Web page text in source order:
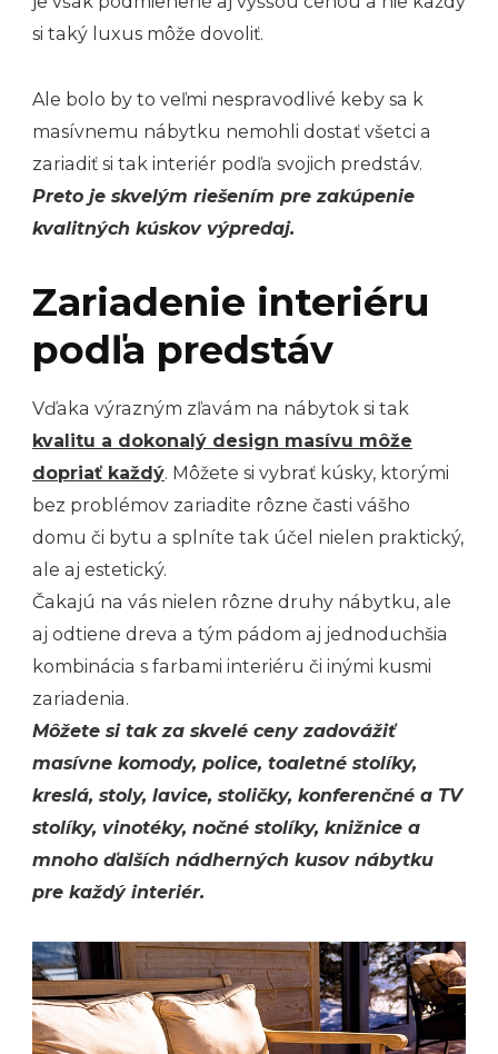
si taký luxus môže dovoliť.
Ale bolo by to veľmi nespravodlivé keby sa k
masívnemu nábytku nemohli dostať všetci a
zariadiť si tak interiér podľa svojich predstáv.
Preto je skvelým riešením pre zakúpenie
kvalitných kúskov výpredaj.
Zariadenie interiéru
podľa predstáv
Vďaka výrazným zľavám na nábytok si tak
kvalitu a dokonalý design masívu môže
dopriať každý. Môžete si vybrať kúsky, ktorými
bez problémov zariadite rôzne časti vášho
domu či bytu a splníte tak účel nielen praktický,
ale aj estetický.
Čakajú na vás nielen rôzne druhy nábytku, ale
aj odtiene dreva a tým pádom aj jednoduchšia
kombinácia s farbami interiéru či inými kusmi
zariadenia.
Môžete si tak za skvelé ceny zadovážiť
masívne komody, police, toaletné stolíky,
kreslá, stoly, lavice, stoličky, konferenčné a TV
stolíky, vinotéky, nočné stolíky, knižnice a
mnoho ďalších nádherných kusov nábytku
pre každý interiér.